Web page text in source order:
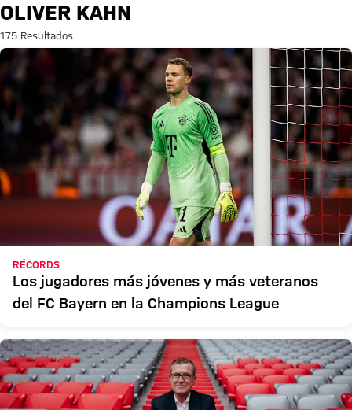
Búsqueda: Oliver Kahn
OLIVER KAHN
175 Resultados
RÉCORDS
Los jugadores más jóvenes y más veteranos
del FC Bayern en la Champions League